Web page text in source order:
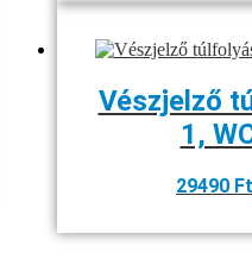
Vészjelző
1,
29490 Ft